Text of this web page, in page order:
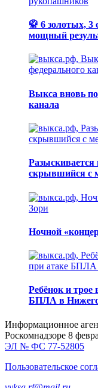
🥋 6 золотых, 3
мощный
Выкса вновь
канала
Разыскивается
скрывшийся с
Ночной
Ребёнок и трое
БПЛА в
Информационное
Роскомнадзоре 8
ЭЛ № ФС 77-52805
Пользовательское